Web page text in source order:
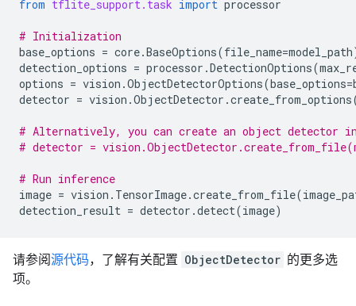
from tflite_support.task import processor
# Initialization
base_options = core.BaseOptions(file_name=model_path
detection_options = processor .DetectionOptions(
options = vision .ObjectDetectorOptions(base_options=
detector = vision .ObjectDetector .create_from_options
# Alternatively, you can create an object detector
# detector =
# Run inference
image = vision . TensorImage.create_from_file(
detection_result = detector .detect(image)
请参阅源代码，了解有关配置 ObjectDetector 的更多选
项。